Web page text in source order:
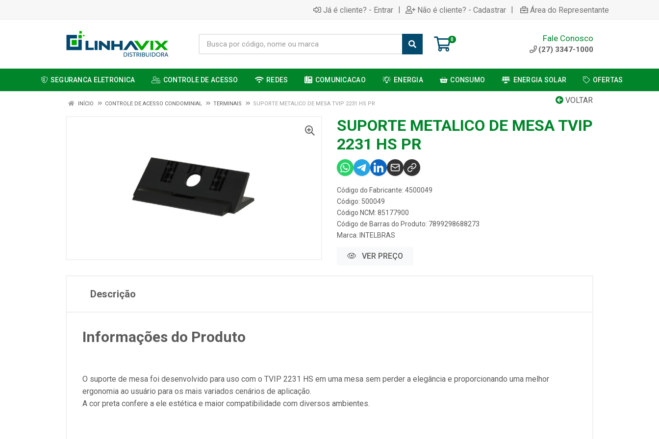
Já é cliente? - Entrar | Não é cliente? - Cadastrar | Área do Representante
0 Fale Conosco
(27) 3347-1000
SEGURANCA ELETRONICA CONTROLE DE ACESSO REDES COMUNICACAO ENERGIA CONSUMO ENERGIA SOLAR OFERTAS
VOLTAR
INÍCIO CONTROLE DE ACESSO CONDOMINIAL TERMINAIS SUPORTE METALICO DE MESA TVIP 2231 HS PR
SUPORTE METALICO DE MESA TVIP
2231 HS PR
Código do Fabricante: 4500049
Código: 500049
Código NCM: 85177900
Código de Barras do Produto: 7899298688273
Marca: INTELBRAS
VER PREÇO
Descrição
Informações do Produto
O suporte de mesa foi desenvolvido para uso com o TVIP 2231 HS em uma mesa sem perder a elegância e proporcionando uma melhor
ergonomia ao usuário para os mais variados cenários de aplicação.
A cor preta confere a ele estética e maior compatibilidade com diversos ambientes.